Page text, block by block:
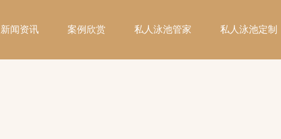
新闻资讯 案例欣赏 私人泳池管家 私人泳池定制